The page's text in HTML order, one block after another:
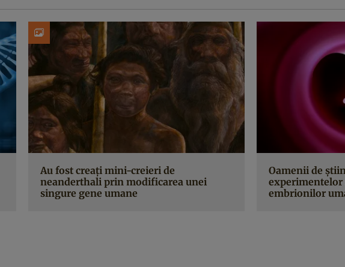
Au fost creați mini-creieri de
neanderthali prin modificarea unei
singure gene umane
Oamenii de
experimentelor
embrionilor